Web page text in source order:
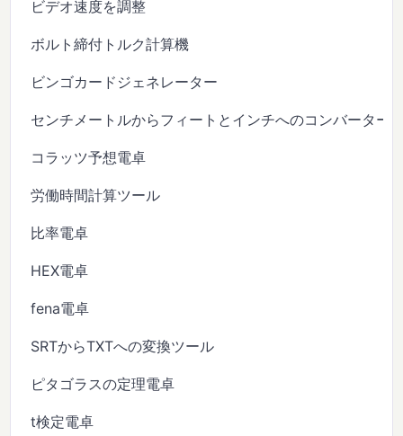
ビデオ速度を調整
ボルト締付トルク計算機
ビンゴカードジェネレーター
センチメートルからフィートとインチへのコンバーター
コラッツ予想電卓
労働時間計算ツール
比率電卓
HEX電卓
fena電卓
SRTからTXTへの変換ツール
ピタゴラスの定理電卓
t検定電卓